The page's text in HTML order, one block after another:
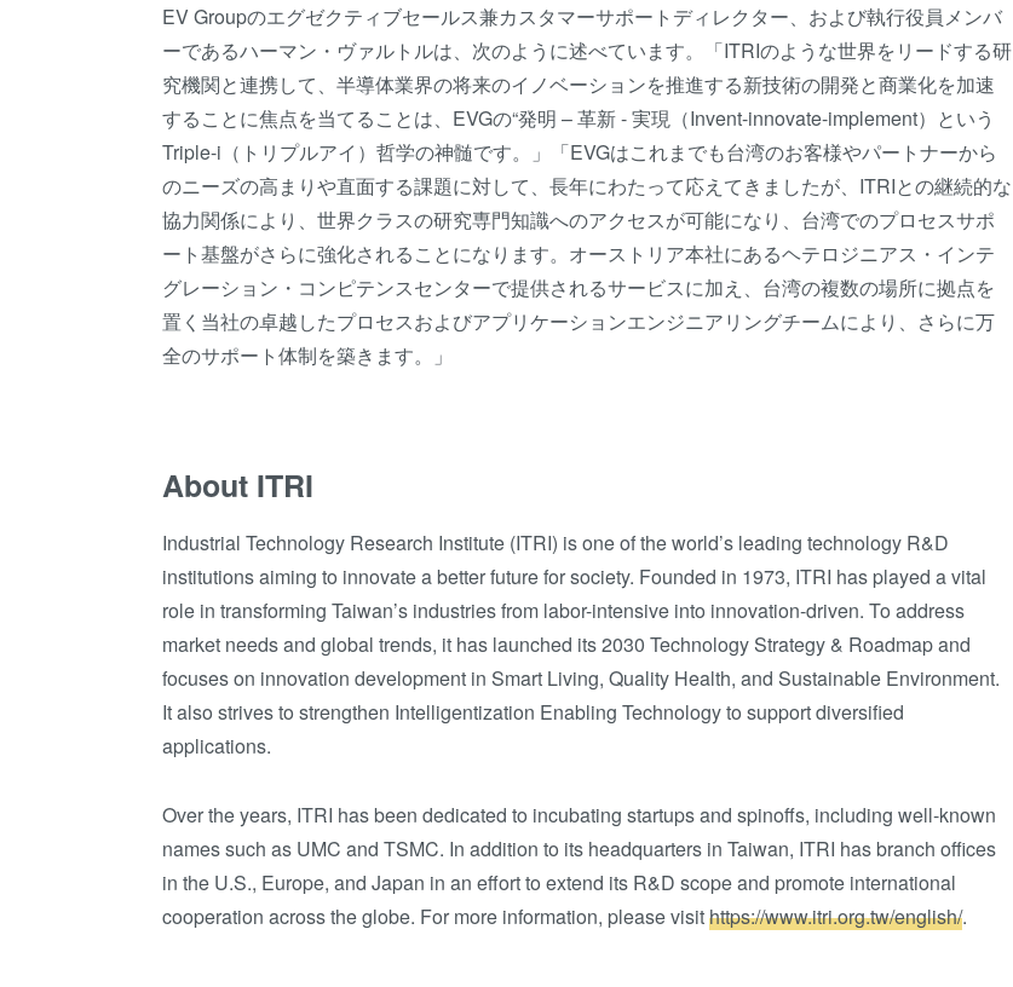
EV Groupのエグゼクティブセールス兼カスタマーサポートディレクター、および執行役員メンバ
ーであるハーマン・ヴァルトルは、次のように述べています。「ITRIのような世界をリードする研
究機関と連携して、半導体業界の将来のイノベーションを推進する新技術の開発と商業化を加速
することに焦点を当てることは、EVGの“発明 – 革新 - 実現（Invent-innovate-implement）という
Triple-i（トリプルアイ）哲学の神髄です。」「EVGはこれまでも台湾のお客様やパートナーから
のニーズの高まりや直面する課題に対して、長年にわたって応えてきましたが、ITRIとの継続的な
協力関係により、世界クラスの研究専門知識へのアクセスが可能になり、台湾でのプロセスサポ
ート基盤がさらに強化されることになります。オーストリア本社にあるヘテロジニアス・インテ
グレーション・コンピテンスセンターで提供されるサービスに加え、台湾の複数の場所に拠点を
置く当社の卓越したプロセスおよびアプリケーションエンジニアリングチームにより、さらに万
全のサポート体制を築きます。」
About ITRI
Industrial Technology Research Institute (ITRI) is one of the world’s leading technology R&D
institutions aiming to innovate a better future for society. Founded in 1973, ITRI has played a vital
role in transforming Taiwan’s industries from labor-intensive into innovation-driven. To address
market needs and global trends, it has launched its 2030 Technology Strategy & Roadmap and
focuses on innovation development in Smart Living, Quality Health, and Sustainable Environment.
It also strives to strengthen Intelligentization Enabling Technology to support diversified
applications.
Over the years, ITRI has been dedicated to incubating startups and spinoffs, including well-known
names such as UMC and TSMC. In addition to its headquarters in Taiwan, ITRI has branch offices
in the U.S., Europe, and Japan in an effort to extend its R&D scope and promote international
cooperation across the globe. For more information, please visithttps://www.itri.org.tw/english/.